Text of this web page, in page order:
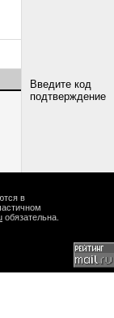
Введите код
подтверждение
в
обязательна.